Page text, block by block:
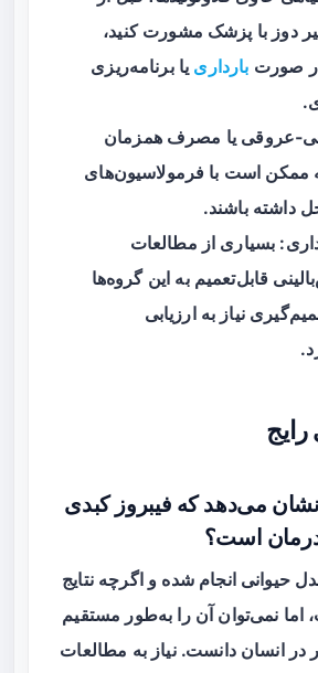
دوز با پزشک مشورت کنید،
صورت بارداری یا برنامه‌ریزی
یا مصرف همزمان
ممکن است با فرمولاسیون‌های
داشته باشند.
بسیاری از مطالعات
قابل‌تعمیم به این گروه‌ها
نیاز به ارزیابی
نشان می‌دهد که فیبروز کبدی
است؟
حیوانی انجام شده و اگرچه نتایج
اما نمی‌توان آن را به‌طور مستقیم
در انسان دانست. نیاز به مطالعات